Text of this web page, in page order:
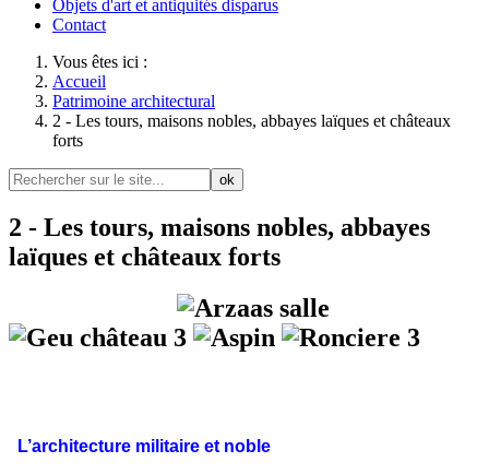
Objets d'art et antiquités disparus
Contact
Vous êtes ici :
Accueil
Patrimoine architectural
2 - Les tours, maisons nobles, abbayes laïques et châteaux
forts
ok
2 - Les tours, maisons nobles, abbayes
laïques et châteaux forts
L’architecture militaire et noble